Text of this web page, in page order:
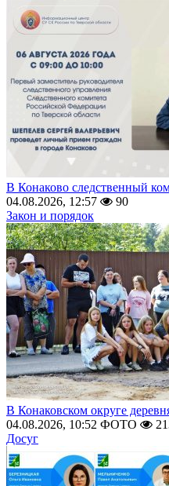
В Конаково следственный
04.08.2026, 12:57
90
Закон и порядок
В Конаковском округе
04.08.2026, 10:52 ФОТО
Досуг